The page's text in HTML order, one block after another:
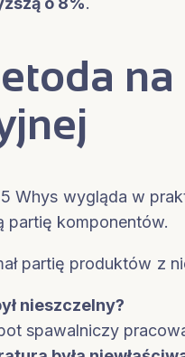
Whys wygląda w
komponentów.
partię produktów z
nieszczelny?
spawalniczy